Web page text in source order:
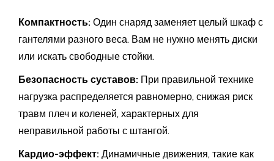
Компактность: Один снаряд заменяет целый шкаф с
гантелями разного веса. Вам не нужно менять диски
или искать свободные стойки.
Безопасность суставов: При правильной технике
нагрузка распределяется равномерно, снижая риск
травм плеч и коленей, характерных для
неправильной работы с штангой.
Кардио-эффект: Динамичные движения, такие как